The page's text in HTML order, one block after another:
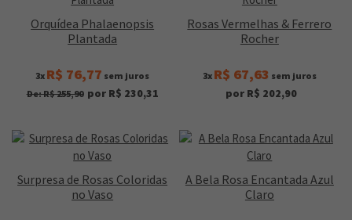
Orquídea Phalaenopsis
Plantada
3x R$ 76,77 sem juros
De: R$ 255,90 por R$ 230,31
Rosas Vermelhas & Ferrero
Rocher
3x R$ 67,63 sem juros
por R$ 202,90
Surpresa de Rosas Coloridas
no Vaso
A Bela Rosa Encantada Azul
Claro